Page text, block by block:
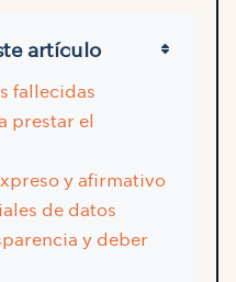
artículo
fallecidas
prestar el
y afirmativo
de datos
y deber